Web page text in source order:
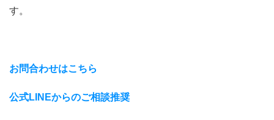
す。
お問合わせはこちら
公式LINEからのご相談推奨